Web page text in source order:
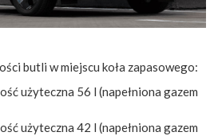
butli w miejscu koła zapasowego:
użyteczna 56 l (napełniona gazem
użyteczna 42 l (napełniona gazem